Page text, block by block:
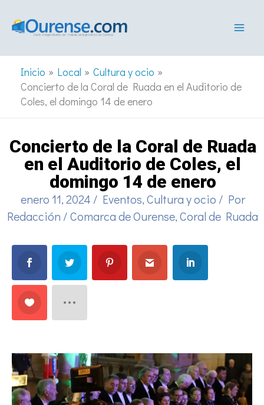
Inicio Local
Cultura y ocio
Concierto de la Coral de Ruada en el Auditorio de
Coles, el domingo 14 de enero
Concierto de la Coral de Ruada
en el Auditorio de Coles, el
domingo 14 de enero
enero 11, 2024 / Eventos,Cultura y ocio / Por
Redacción /Comarca de Ourense,Coral de Ruada